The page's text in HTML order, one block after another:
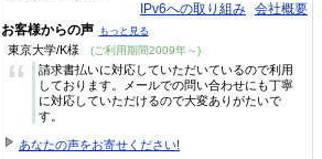
IPv6への取り組み 会社概要
お客様からの声 もっと見る
東京大学/K様 (ご利用期間2009年～)
“
請求書払いに対応していただいているので利用
しております。メールでの問い合わせにも丁寧
に対応していただけるので大変ありがたいで
す。
あなたの声をお寄せください!